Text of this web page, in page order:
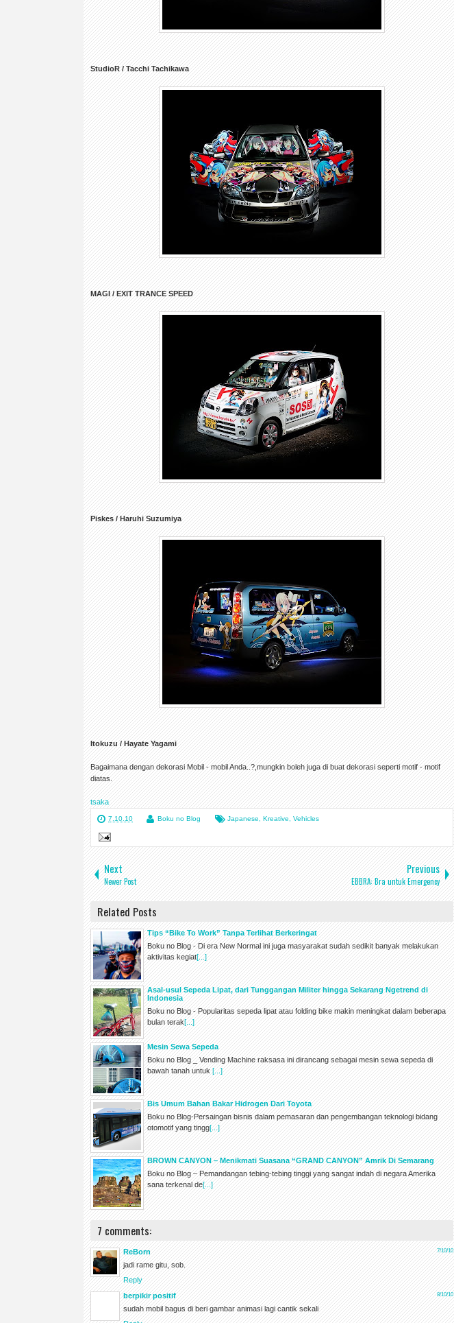
StudioR / Tacchi Tachikawa
MAGI / EXIT TRANCE SPEED
Piskes / Haruhi Suzumiya
Itokuzu / Hayate Yagami
Bagaimana dengan dekorasi Mobil - mobil Anda..?,mungkin boleh juga di buat dekorasi seperti motif - motif
diatas.
tsaka
7.10.10 Boku no Blog Japanese Kreative Vehicles
Next
Newer Post
Previous
EBBRA: Bra untuk Emergency
Related Posts
Tips “Bike To Work” Tanpa Terlihat Berkeringat
Boku no Blog - Di era New Normal ini juga masyarakat sudah sedikit banyak melakukan
aktivitas kegiat[...]
Asal-usul Sepeda Lipat, dari Tunggangan Militer hingga Sekarang Ngetrend di
Indonesia
Boku no Blog - Popularitas sepeda lipat atau folding bike makin meningkat dalam beberapa
bulan terak[...]
Mesin Sewa Sepeda
Boku no Blog _ Vending Machine raksasa ini dirancang sebagai mesin sewa sepeda di
bawah tanah untuk[...]
Bis Umum Bahan Bakar Hidrogen Dari Toyota
Boku no Blog-Persaingan bisnis dalam pemasaran dan pengembangan teknologi bidang
otomotif yang tingg[...]
BROWN CANYON – Menikmati Suasana “GRAND CANYON” Amrik Di Semarang
Boku no Blog – Pemandangan tebing-tebing tinggi yang sangat indah di negara Amerika
sana terkenal de[...]
7 comments:
ReBorn 7/10/10
jadi rame gitu, sob.
Reply
berpikir positif
8/10/10
sudah mobil bagus di beri gambar animasi lagi cantik sekali